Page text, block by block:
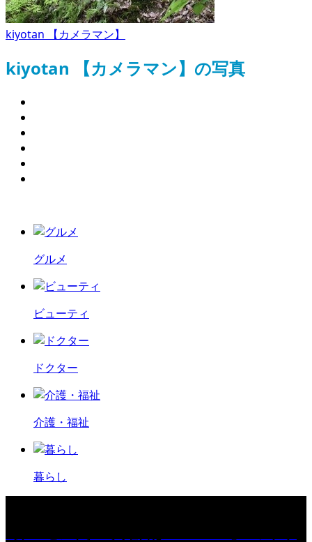
kiyotan 【カメラマン】
kiyotan 【カメラマン】の写真
グルメ
ビューティ
ドクター
介護・福祉
暮らし